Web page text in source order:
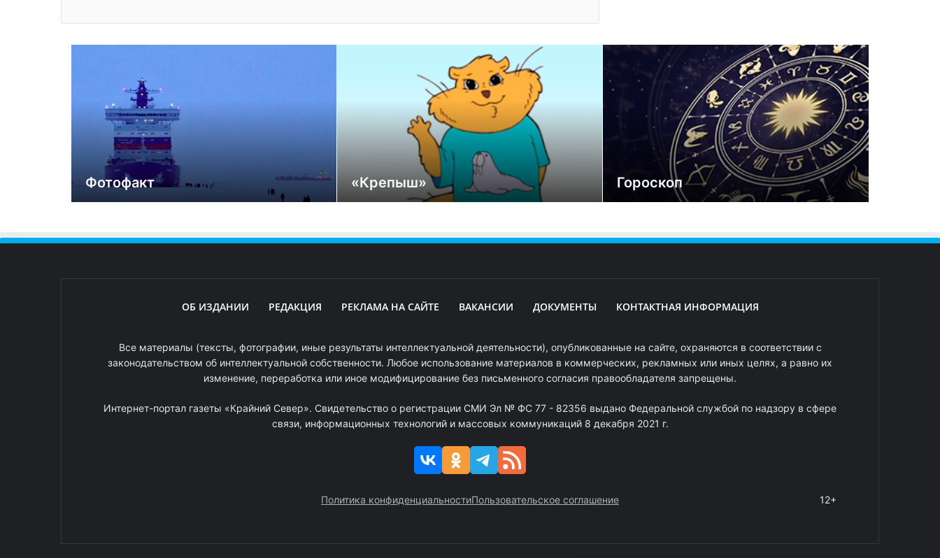
Фотофакт «Крепыш» Гороскоп
ОБ ИЗДАНИИ РЕДАКЦИЯ РЕКЛАМА НА САЙТЕ ВАКАНСИИ ДОКУМЕНТЫ КОНТАКТНАЯ ИНФОРМАЦИЯ
Все материалы (тексты, фотографии, иные результаты интеллектуальной деятельности), опубликованные на сайте, охраняются в соответствии с
законодательством об интеллектуальной собственности. Любое использование материалов в коммерческих, рекламных или иных целях, а равно их
изменение, переработка или иное модифицирование без письменного согласия правообладателя запрещены.
Интернет-портал газеты «Крайний Север». Свидетельство о регистрации СМИ Эл № ФС 77 - 82356 выдано Федеральной службой по надзору в сфере
связи, информационных технологий и массовых коммуникаций 8 декабря 2021 г.
Политика конфиденциальностиПользовательское соглашение 12+